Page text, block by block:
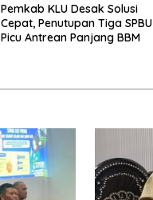
Pemkab KLU Desak Solusi
Cepat, Penutupan Tiga SPBU
Picu Antrean Panjang BBM